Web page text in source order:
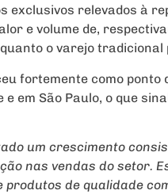
exclusivos relevados à
e volume de,
o varejo tradicional
fortemente como ponto
e em São Paulo, o que
um crescimento
nas vendas do setor.
produtos de qualidade